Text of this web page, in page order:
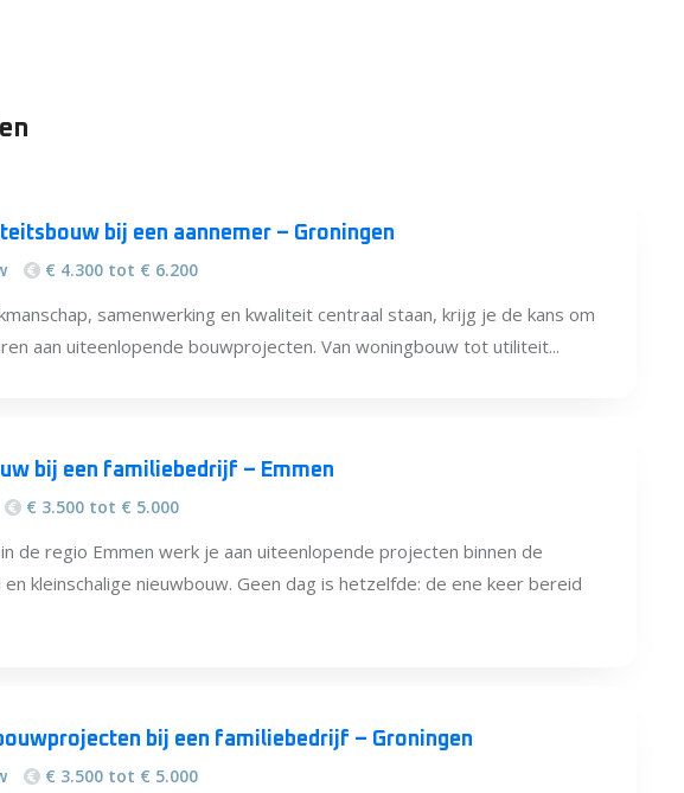
bij een aannemer – Groningen
€ 4.300 tot € 6.200
samenwerking en kwaliteit centraal staan, krijg je de kans om
aan uiteenlopende bouwprojecten. Van woningbouw tot utiliteit...
bij een familiebedrijf – Emmen
€ 3.500 tot € 5.000
de regio Emmen werk je aan uiteenlopende projecten binnen de
kleinschalige nieuwbouw. Geen dag is hetzelfde: de ene keer bereid
bij een familiebedrijf – Groningen
€ 3.500 tot € 5.000